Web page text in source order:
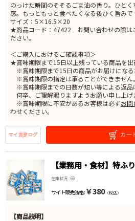
のっけた瞬間のそそるごま油の香り。ひと
感。もっともっと食べたくなる後ひく旨みで
サイズ：5×16.5×20
★商品コード：47422 お問い合わせの際は
ださい。
＜ご購入におけるご確認事項＞
★賞味期限まで15日以上残っている商品を出
※賞味期限まで15日の商品がお届けになる
※賞味期限の指定は承ることができません。
※賞味期限までの日数が短い等による返品
何卒、ご理解賜りますようお願い申し上げ
※賞味期限に不安があるお客様は必ずお問
わせください。
【業務用・食材】特
在庫状況 : 69
サイト販売価格 : ￥380（税込）
【商品説明】